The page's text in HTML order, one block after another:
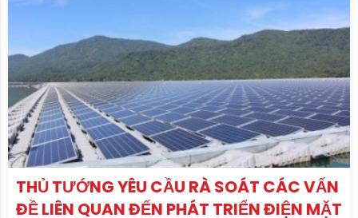
THỦ TƯỚNG YÊU CẦU RÀ SOÁT CÁC VẤN
ĐỀ LIÊN QUAN ĐẾN PHÁT TRIỂN ĐIỆN MẶT